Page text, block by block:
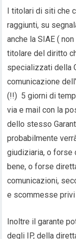
I titolari di siti che
raggiunti, su
anche la SIAE (
titolare del diritto
specializzati della
comunicazione
(!!) 5 giorni di
via e mail con la
dello stesso
probabilmente
giudiziaria, o forse
bene, o forse
comunicazioni,
e scommesse
Inoltre il garante
degli IP, della